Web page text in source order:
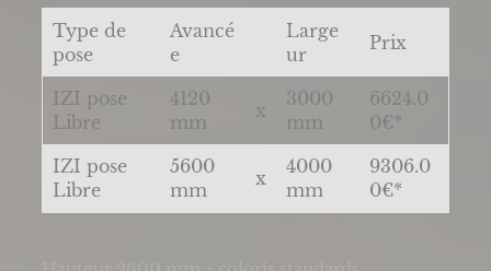
Type de
pose
Avancé
e
Large
ur
Prix
IZI pose
Libre
4120
mm
x
3000
mm
6624.0
0€*
IZI pose
Libre
5600
mm
x
4000
mm
9306.0
0€*